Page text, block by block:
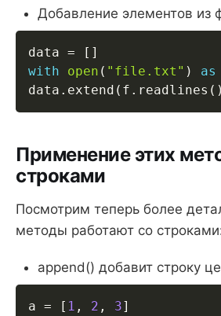
Добавление элементов из
data = [ ]
with
open ( "file.txt" ) as
data . extend ( f . readlines ( )
Применение этих
строками
Посмотрим теперь более
методы работают со
append() добавит строку
a = [ 1 , 2 , 3]